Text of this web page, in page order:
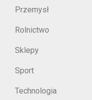
Przemysł
Rolnictwo
Sklepy
Sport
Technologia